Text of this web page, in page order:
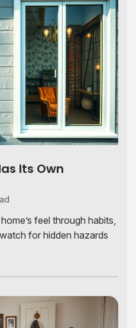
Its Own
feel through habits,
for hidden hazards